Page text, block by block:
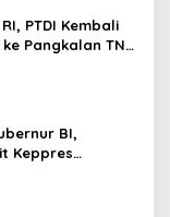
PTDI Kembali
ke Pangkalan TNI
BI,
Keppres